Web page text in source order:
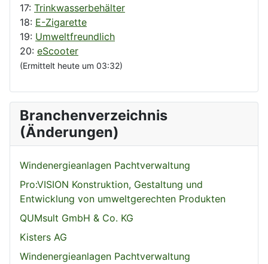
17: Trinkwasserbehälter
18: E-Zigarette
19: Umweltfreundlich
20: eScooter
(Ermittelt heute um 03:32)
Branchenverzeichnis
(Änderungen)
Windenergieanlagen Pachtverwaltung
Pro:VISION Konstruktion, Gestaltung und
Entwicklung von umweltgerechten Produkten
QUMsult GmbH & Co. KG
Kisters AG
Windenergieanlagen Pachtverwaltung